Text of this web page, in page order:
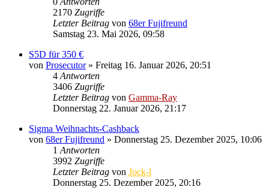
2170 Zugriffe
Letzter Beitrag von 68er Fujifreund
Samstag 23. Mai 2026, 09:58
S5D für 350 €
von Prosecutor» Freitag 16. Januar 2026, 20:51
4 Antworten
3406 Zugriffe
Letzter Beitrag von Gamma-Ray
Donnerstag 22. Januar 2026, 21:17
Sigma Weihnachts-Cashback
von 68er Fujifreund » Donnerstag 25. Dezember 2025, 10:06
1 Antworten
3992 Zugriffe
Letzter Beitrag von Jock-l
Donnerstag 25. Dezember 2025, 20:16